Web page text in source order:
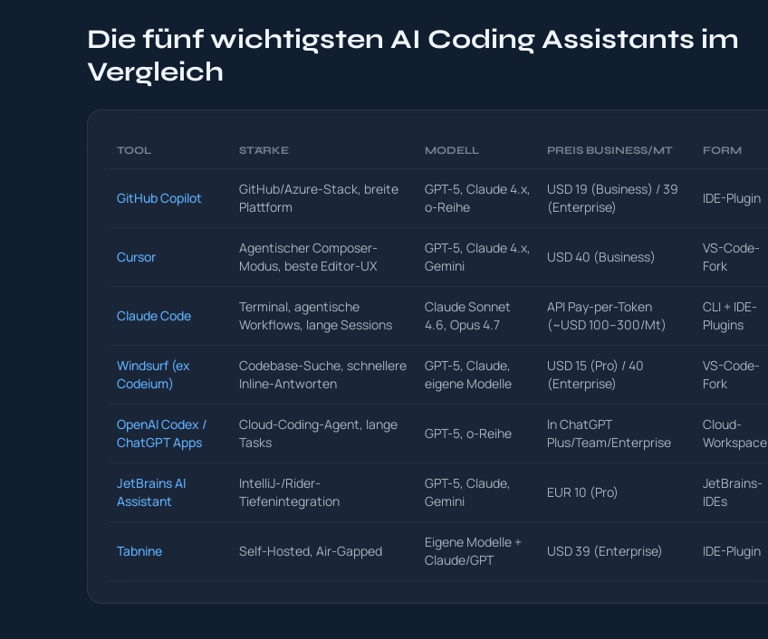
Die fünf wichtigsten AI Coding Assistants im
Vergleich
TOOL STÄRKE MODELL PREIS BUSINESS/MT FORM
GitHub Copilot
GitHub/Azure-Stack, breite
Plattform
GPT-5, Claude 4.x,
o-Reihe
USD 19 (Business) / 39
(Enterprise)
IDE-Plugin
Cursor
Agentischer Composer-
Modus, beste Editor-UX
GPT-5, Claude 4.x,
Gemini
USD 40 (Business)
VS-Code-
Fork
Claude Code
Terminal, agentische
Workflows, lange Sessions
Claude Sonnet
4.6, Opus 4.7
API Pay-per-Token
(~USD 100–300/Mt)
CLI + IDE-
Plugins
Windsurf (ex
Codeium)
Codebase-Suche, schnellere
Inline-Antworten
GPT-5, Claude,
eigene Modelle
USD 15 (Pro) / 40
(Enterprise)
VS-Code-
Fork
OpenAI Codex /
ChatGPT Apps
Cloud-Coding-Agent, lange
Tasks
GPT-5, o-Reihe
In ChatGPT
Plus/Team/Enterprise
Cloud-
Workspace
JetBrains AI
Assistant
IntelliJ-/Rider-
Tiefenintegration
GPT-5, Claude,
Gemini
EUR 10 (Pro)
JetBrains-
IDEs
Tabnine Self-Hosted, Air-Gapped
Eigene Modelle +
Claude/GPT
USD 39 (Enterprise) IDE-Plugin